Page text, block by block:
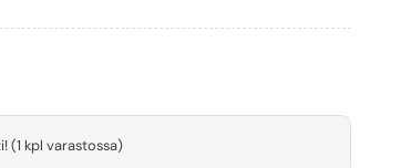
(1 kpl varastossa)